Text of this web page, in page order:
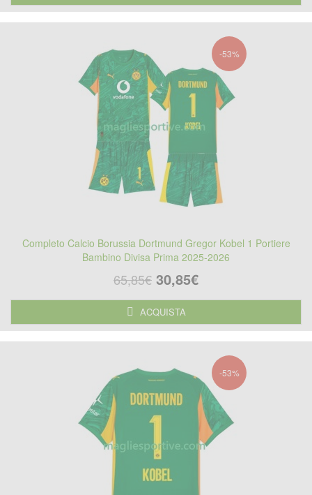
-53%
Completo Calcio Borussia Dortmund Gregor Kobel 1 Portiere
Bambino Divisa Prima 2025-2026
65,85€ 30,85€
ACQUISTA
-53%